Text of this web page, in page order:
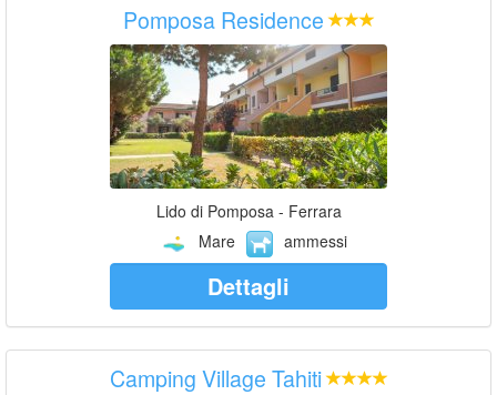
Pomposa Residence
Lido di Pomposa - Ferrara
Mare
ammessi
Dettagli
Camping Village Tahiti